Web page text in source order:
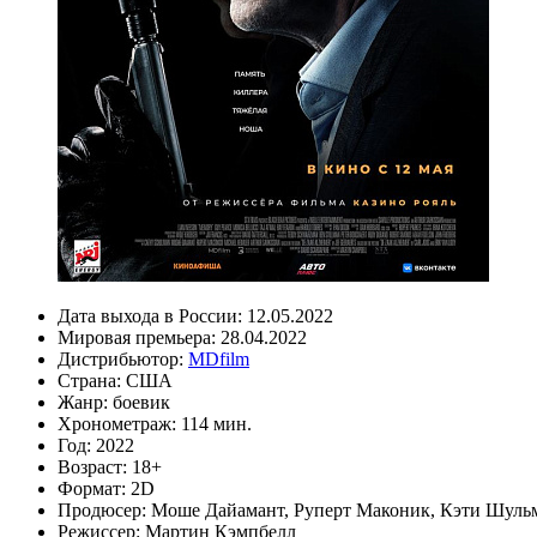
Дата выхода в России: 12.05.2022
Мировая премьера: 28.04.2022
Дистрибьютор: MDfilm
Страна: США
Жанр: боевик
Хронометраж: 114 мин.
Год: 2022
Возраст: 18+
Формат: 2D
Продюсер: Моше Дайамант, Руперт Маконик, Кэти
Режиссер: Мартин Кэмпбелл